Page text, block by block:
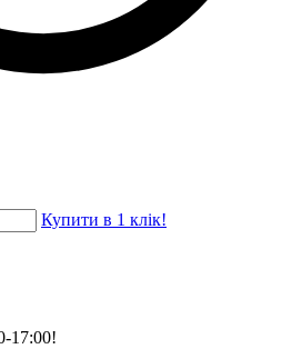
Купити в 1 клік!
17:00!